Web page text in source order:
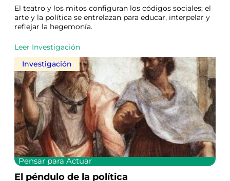
El teatro y los mitos configuran los códigos sociales; el
arte y la política se entrelazan para educar, interpelar y
reflejar la hegemonía.
Leer Investigación
Investigación
Pensar para Actuar
El péndulo de la política